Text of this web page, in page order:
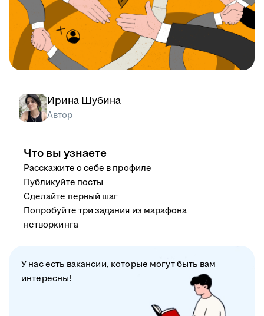
Ирина Шубина
Автор
Что вы узнаете
Расскажите о себе в профиле
Публикуйте посты
Сделайте первый шаг
Попробуйте три задания из марафона
нетворкинга
У нас есть вакансии, которые могут быть вам
интересны!